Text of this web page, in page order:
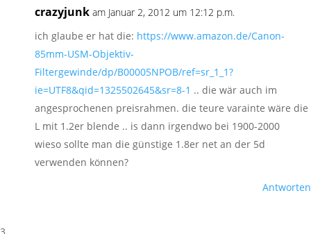
crazyjunk am Januar 2, 2012 um 12:12 p.m.
ich glaube er hat die: https://www.amazon.de/Canon-
85mm-USM-Objektiv-
Filtergewinde/dp/B00005NPOB/ref=sr_1_1?
ie=UTF8&qid=1325502645&sr=8-1 .. die wär auch im
angesprochenen preisrahmen. die teure varainte wäre die
L mit 1.2er blende .. is dann irgendwo bei 1900-2000
wieso sollte man die günstige 1.8er net an der 5d
verwenden können?
Antworten